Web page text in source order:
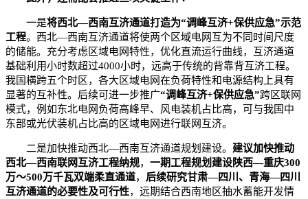
一是将西北—西南互济通道打造为“调峰互济+保供应急”示范
工程。西北—西南互济通道将使两个区域电网互为不同时间尺度
的储能。充分考虑区域电网特性，优化直流运行曲线，互济通道
基础利用小时数超过4000小时，远高于传统的背靠背互济工程。
我国横跨五个时区，各大区域电网在负荷特性和电源结构上具有
显著的互补性。后续可进一步推广“调峰互济+保供应急”跨区联网
模式，例如东北电网负荷高峰早、风电装机占比高，可与我国中
东部或光伏装机占比高的区域电网进行联网互济。
二是加快推动西北—西南互济通道规划建设。 建议加快推动
西北—西南联网互济工程纳规， 一期工程规划建设陕西—重庆300
万～500万千瓦双端柔直通道， 后续研究甘肃—四川、青海—四川
互济通道的必要性及可行性，远期结合西南地区抽水蓄能开发情